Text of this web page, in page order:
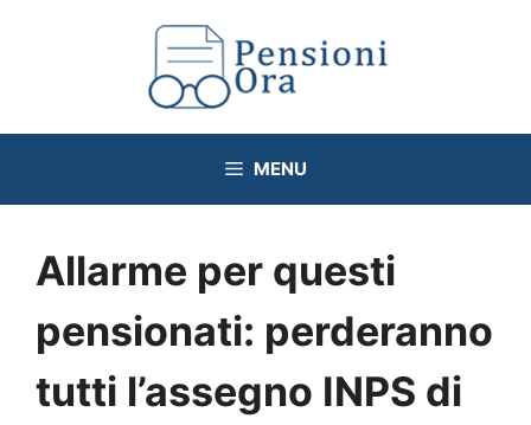
MENU
Allarme per questi
pensionati: perderanno
tutti l’assegno INPS di